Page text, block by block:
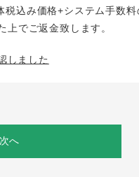
税込み価格+システム手数
でご返金致します。
しました
次へ